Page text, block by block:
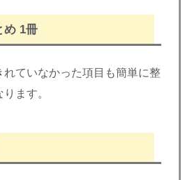
め 1冊
れていなかった項目も簡単に整
ます。